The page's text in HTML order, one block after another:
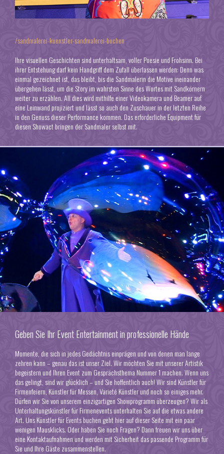
/sandmalerei-kuenstler-sandmalerei-buchen
Ihre visuellen Geschichten sind unterhaltsam, voller Poesie und Frohsinn. Bei
ihrer Entstehung darf kein Handgriff dem Zufall überlassen werden: Denn was
einmal gezeichnet ist, das bleibt, bis die Sandmalerin die Motive ineinander
übergehen lässt, um die Story im wahrsten Sinne des Wortes mit Sandkörnern
weiter zu erzählen. All dies wird mithilfe einer Videokamera und Beamer auf
eine Leinwand projiziert und lässt so auch den Zuschauer in der letzten Reihe
in den Genuss dieser Performance kommen. Das erforderliche Equipment für
diesen Showact bringen der Sandmaler selbst mit.
Geben Sie Ihr Event Entertainment in professionelle Hände
Momente, die sich in jedes Gedächtnis einprägen und von denen man lange
zehren kann – genau das ist unser Ziel. Wir möchten Sie mit unserer Artistik
begeistern und Ihren Event zum Gesprächsthema Nummer 1 machen. Wenn uns
das gelingt, sind wir glücklich – und Sie hoffentlich auch! Wir sind Künstler für
Firmenfeiern, Künstler für Messen, Varieté Künstler und noch so einiges mehr.
Dürfen wir Sie von unserem einzigartigen Showprogramm überzeugen? Wir als
Unterhaltungskünstler für Firmenevents unterhalten Sie auf die etwas andere
Art. UnsKünstler für Events buchen geht hier auf dieser Seitemit ein paar
wenigen Mausklicks. Oder haben Sie noch Fragen? Dann freuen wir uns über
eine Kontaktaufnahmen und werden mit Sicherheit das passende Programm für
Sie und Ihre Gäste zusammenstellen.